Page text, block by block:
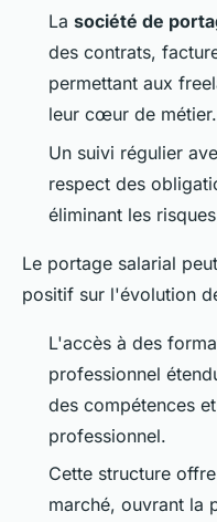
La société de
des contrats,
permettant aux
leur cœur de métier.
Un suivi régulier
respect des
éliminant les
Le portage salarial
positif sur l'évolution
L'accès à des
professionnel
des compétences
professionnel.
Cette structure
marché, ouvrant la